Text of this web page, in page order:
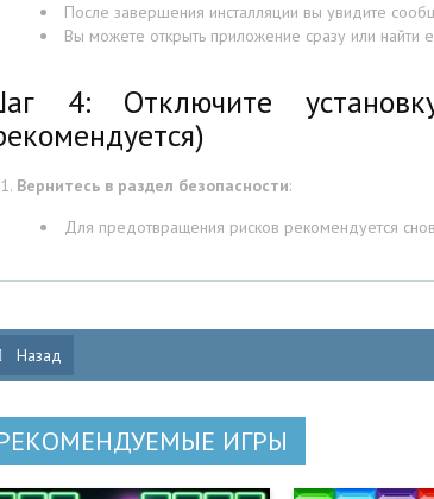
После завершения инсталляции вы увидите
Вы можете открыть приложение сразу или
4: Отключите
Вернитесь в раздел безопасности:
Для предотвращения рисков рекомендуется
Назад
ИГРЫ